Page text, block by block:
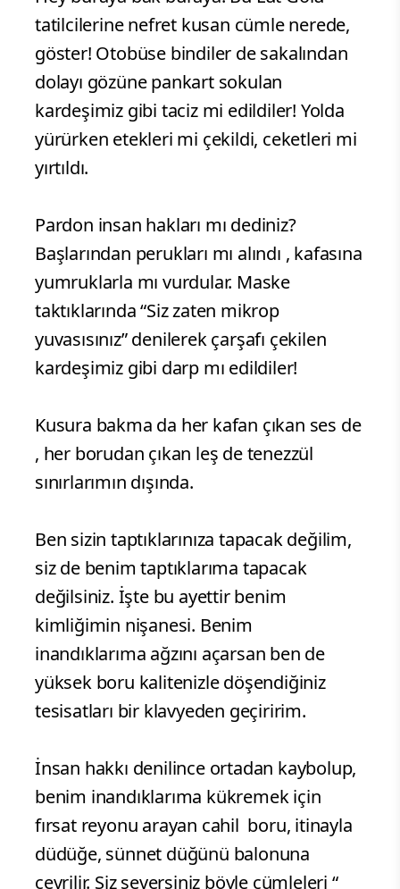
tatilcilerine nefret kusan cümle nerede,
göster! Otobüse bindiler de sakalından
dolayı gözüne pankart sokulan
kardeşimiz gibi taciz mi edildiler! Yolda
yürürken etekleri mi çekildi, ceketleri mi
yırtıldı.
Pardon insan hakları mı dediniz?
Başlarından perukları mı alındı , kafasına
yumruklarla mı vurdular. Maske
taktıklarında “Siz zaten mikrop
yuvasısınız” denilerek çarşafı çekilen
kardeşimiz gibi darp mı edildiler!
Kusura bakma da her kafan çıkan ses de
, her borudan çıkan leş de tenezzül
sınırlarımın dışında.
Ben sizin taptıklarınıza tapacak değilim,
siz de benim taptıklarıma tapacak
değilsiniz. İşte bu ayettir benim
kimliğimin nişanesi. Benim
inandıklarıma ağzını açarsan ben de
yüksek boru kalitenizle döşendiğiniz
tesisatları bir klavyeden geçiririm.
İnsan hakkı denilince ortadan kaybolup,
benim inandıklarıma kükremek için
fırsat reyonu arayan cahil boru, itinayla
düdüğe, sünnet düğünü balonuna
çevrilir. Siz seversiniz böyle cümleleri “